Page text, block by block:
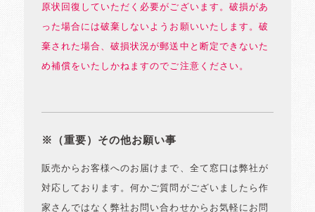
原状回復していただく必要がございます。破損があ
った場合には破棄しないようお願いいたします。破
棄された場合、破損状況が郵送中と断定できないた
め補償をいたしかねますのでご注意ください。
※（重要）その他お願い事
販売からお客様へのお届けまで、全て窓口は弊社が
対応しております。何かご質問がございましたら作
家さんではなく弊社お問い合わせからお気軽にお問